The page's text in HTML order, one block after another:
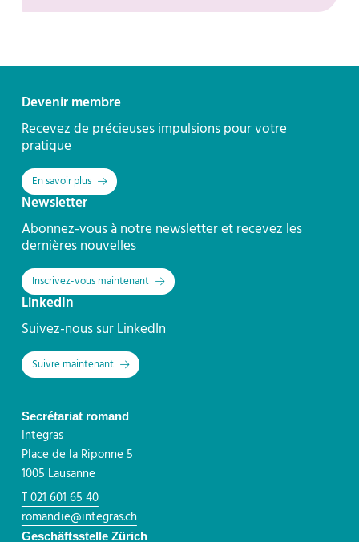
ContactDevenir membre
Recevez de précieuses impulsions pour votre
pratique
En savoir plus
Newsletter
Abonnez-vous à notre newsletter et recevez les
dernières nouvelles
Inscrivez-vous maintenant
LinkedIn
Suivez-nous sur LinkedIn
Suivre maintenant
Secrétariat romand
Integras
Place de la Riponne 5
1005 Lausanne
T 021 601 65 40
romandie@integras.ch
Geschäftsstelle Zürich